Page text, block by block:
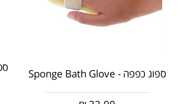
ספוג כפפה - Sponge Bath Glove